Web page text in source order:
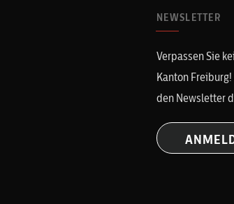
NEWSLETTER
Verpassen Sie
Kanton
den Newsletter